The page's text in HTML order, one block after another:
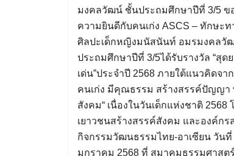
มงคลวัฒน์ ชั้นประถมศึกษาปีที่ 3/5 ข
ความยินดีกับคนเก่ง ASCS – ทักษะท
ศิลปะเด็กหญิงมนัสนันท์ อมรมงคลวั
ประถมศึกษาปีที่ 3/5ได้รับรางวัล “สุด
เด่น”ประจำปี 2568 ภายใต้แนวคิดจา
คนเก่ง มีคุณธรรม สร้างสรรค์ปัญญ
สังคม“ เนื่องในวันเด็กแห่งชาติ 2568
เยาวชนสร้างสรรค์สังคม และองค์กร
กิจกรรมวัฒนธรรมไทย-อาเซียน วันที่
มกราคม 2568 ที่ สมาคมธรรมศาสต